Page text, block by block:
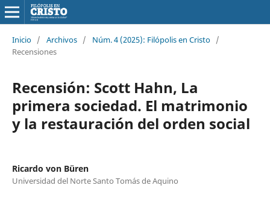
Inicio / Archivos / Núm. 4 (2025): Filópolis en Cristo /
Recensiones
Recensión: Scott Hahn, La
primera sociedad. El matrimonio
y la restauración del orden social
Ricardo von Büren
Universidad del Norte Santo Tomás de Aquino